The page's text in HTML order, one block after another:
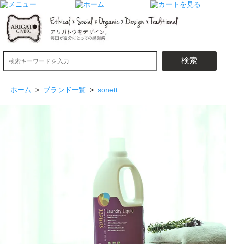
検索
ホーム > ブランド一覧 > sonett